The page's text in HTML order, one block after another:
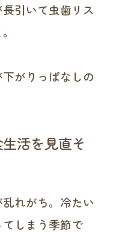
引いて虫歯リス
がりっぱなしの
活を見直そ
れがち。冷たい
しまう季節で